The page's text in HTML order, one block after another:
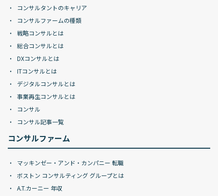
コンサルタントのキャリア
コンサルファームの種類
戦略コンサルとは
総合コンサルとは
DXコンサルとは
ITコンサルとは
デジタルコンサルとは
事業再生コンサルとは
コンサル
コンサル記事一覧
コンサルファーム
マッキンゼー・アンド・カンパニー 転職
ボストン コンサルティング グループとは
A.T.カーニー 年収